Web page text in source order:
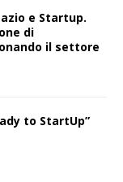
e Startup.
di
il settore
to StartUp”